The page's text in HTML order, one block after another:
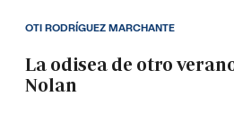
La odisea de otro
Nolan
OTI RODRÍGUEZ MARCHANTE